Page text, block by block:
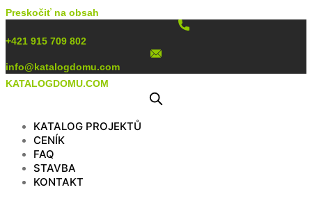
Preskočiť na obsah
+421 915 709 802
info@katalogdomu.com
KATALOGDOMU.COM
KATALOG PROJEKTŮ
CENÍK
FAQ
STAVBA
KONTAKT